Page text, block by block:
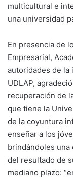
multicultural e
una universidad
En presencia de
Empresarial,
autoridades de la
UDLAP,
recuperación de
que tiene la
de la coyuntura
enseñar a los
brindándoles una
del resultado de
mediano plazo: